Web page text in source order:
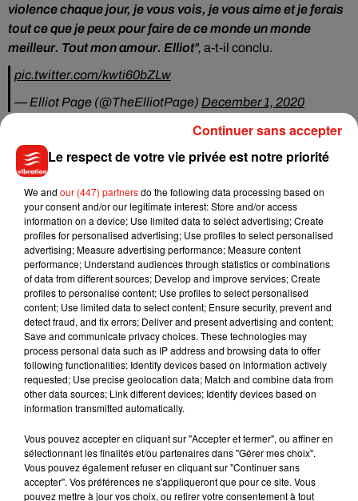
violence chaque jour, je vous vois, je vous aime et je ferais
tout ce que je peux pour faire de ce monde un monde
meilleur. Tout mon amour. Elliot", a-t-il conclu.
pic.twitter.com/kwti60bZLw
— Elliot Page (@TheElliotPage) December 1, 2020
Ce coming-out a reçu le soutien de milliers d'internautes, et
surtout celui de son épouse Emma Portner qui a dit toute sa
fierté dans un post publié sur son compte Instagram. "
personnes trans, queer et non binaires sont un cadeau
pour ce monde",a ainsi écrit en légende la danseuse et
chorégraphe canadienne de 26 ans. "Elliot Page nous a
donné des personnages fantastiques à l'écran, et a été un
défenseur acharné de toutes les personnes LGBTQ. Il sera
désormais une source d'inspiration pour d'innombrables
personnes trans et non-binaires"
, a pour sa part réagi Nick
Adams, directeur des médias transgenres de l'ONG Glaad
au siteVariety.
Benny Blanco invite Selena Gomez et
Becky G sur son nouveau single
Le respect de votre vie privée est notre priorité
We and our (447) partnersdo the following data processing based on
your consent and/or our legitimate interest: Store and/or access
information on a device; Use limited data to select advertising; Create
profiles for personalised advertising; Use profiles to select personalised
advertising; Measure advertising performance; Measure content
performance; Understand audiences through statistics or combinations
of data from different sources; Develop and improve services; Create
profiles to personalise content; Use profiles to select personalised
content; Use limited data to select content; Ensure security, prevent and
detect fraud, and fix errors; Deliver and present advertising and content;
Save and communicate privacy choices. These technologies may
process personal data such as IP address and browsing data to offer
following functionalities: Identify devices based on information actively
requested; Use precise geolocation data; Match and combine data from
other data sources; Link different devices; Identify devices based on
information transmitted automatically.
Vous pouvez accepter en cliquant sur "Accepter et fermer", ou affiner en
sélectionnant les finalités et/ou partenaires dans "Gérer mes choix".
Vous pouvez également refuser en cliquant sur "Continuer sans
accepter". Vos préférences ne s'appliqueront que pour ce site. Vous
pouvez mettre à jour vos choix, ou retirer votre consentement à tout
Continuer sans accepter